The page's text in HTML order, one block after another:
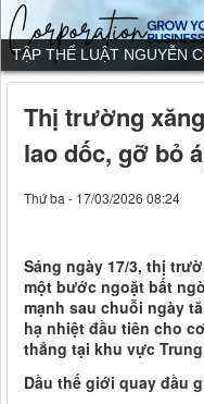
TẬP THỂ LUẬT NGUYỄN
Thị trường
lao dốc, gỡ bỏ
Thứ ba - 17/03/2026 08:24
Sáng ngày 17/3, thị
một bước ngoặt bất
mạnh sau chuỗi ngày
hạ nhiệt đầu tiên cho
thẳng tại khu vực
Dầu thế giới quay đầu